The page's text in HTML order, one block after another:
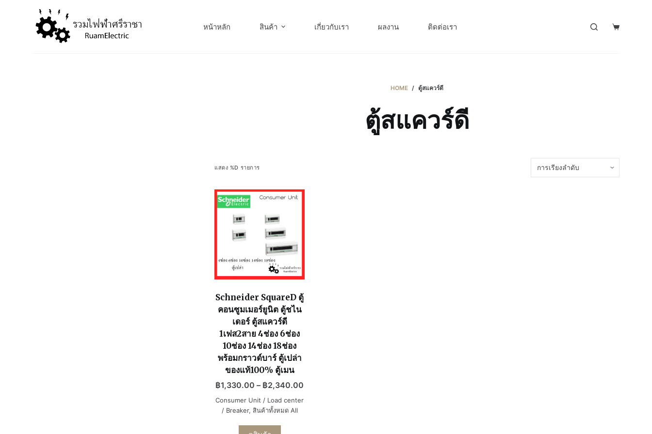
หน้าหลัก สินค้า เกี่ยวกับเรา ผลงาน ติดต่อเรา
HOME / ตู้สแควร์ดี
ตู้สแควร์ดี
แสดง %D รายการ
Schneider SquareD ตู้
คอนซูมเมอร์ยูนิต ตู้ชไน
เดอร์ ตู้สแควร์ดี
1เฟส2สาย 4ช่อง 6ช่อง
10ช่อง 14ช่อง 18ช่อง
พร้อมกราวด์บาร์ ตู้เปล่า
ของแท้100% ตู้เมน
฿1,330.00 – ฿2,340.00
Consumer Unit / Load center
/ Breaker, สินค้าทั้งหมด All